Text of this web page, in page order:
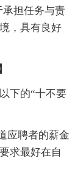
担任务与责
，具有良好
下的“十不要
应聘者的薪金
求最好在自